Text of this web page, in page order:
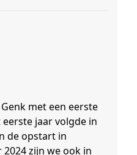
met een eerste
jaar volgde in
de opstart in
zijn we ook in